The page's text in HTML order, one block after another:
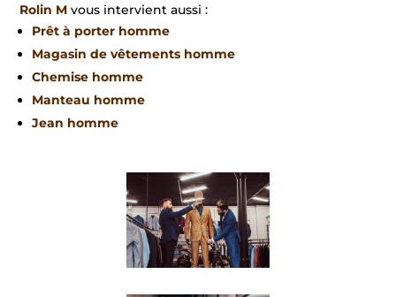
Rolin M vous intervient aussi :
Prêt à porter homme
Magasin de vêtements homme
Chemise homme
Manteau homme
Jean homme